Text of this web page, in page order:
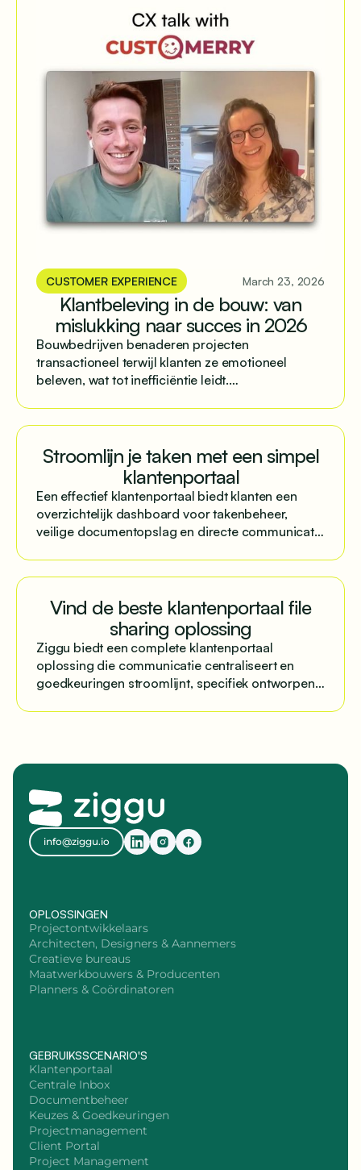
CUSTOMER EXPERIENCE March 23, 2026
Klantbeleving in de bouw: van
mislukking naar succes in 2026
Bouwbedrijven benaderen projecten
transactioneel terwijl klanten ze emotioneel
beleven, wat tot inefficiëntie leidt.
Stroomlijn je taken met een simpel
klantenportaal
Een effectief klantenportaal biedt klanten een
overzichtelijk dashboard voor takenbeheer,
veilige documentopslag en directe communicatie
Vind de beste klantenportaal file
sharing oplossing
Ziggu biedt een complete klantenportaal
oplossing die communicatie centraliseert en
goedkeuringen stroomlijnt, specifiek ontworpen
info@ziggu.io
OPLOSSINGEN
Projectontwikkelaars
Architecten, Designers & Aannemers
Creatieve bureaus
Maatwerkbouwers & Producenten
Planners & Coördinatoren
GEBRUIKSSCENARIO'S
Klantenportaal
Centrale Inbox
Documentbeheer
Keuzes & Goedkeuringen
Projectmanagement
Client Portal
Project Management